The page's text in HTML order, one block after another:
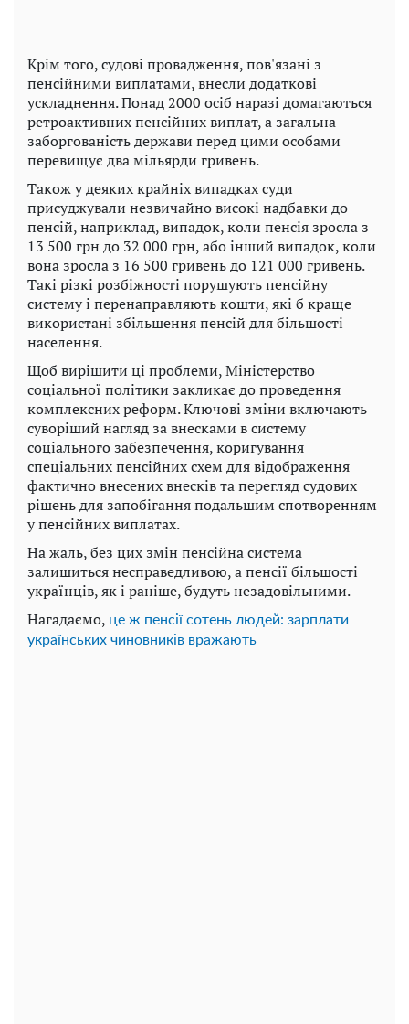
Крім того, судові провадження, пов'язані з
пенсійними виплатами, внесли додаткові
ускладнення. Понад 2000 осіб наразі домагаються
ретроактивних пенсійних виплат, а загальна
заборгованість держави перед цими особами
перевищує два мільярди гривень.
Також у деяких крайніх випадках суди
присуджували незвичайно високі надбавки до
пенсій, наприклад, випадок, коли пенсія зросла з
13 500 грн до 32 000 грн, або інший випадок, коли
вона зросла з 16 500 гривень до 121 000 гривень.
Такі різкі розбіжності порушують пенсійну
систему і перенаправляють кошти, які б краще
використані збільшення пенсій для більшості
населення.
Щоб вирішити ці проблеми, Міністерство
соціальної політики закликає до проведення
комплексних реформ. Ключові зміни включають
суворіший нагляд за внесками в систему
соціального забезпечення, коригування
спеціальних пенсійних схем для відображення
фактично внесених внесків та перегляд судових
рішень для запобігання подальшим спотворенням
у пенсійних виплатах.
На жаль, без цих змін пенсійна система
залишиться несправедливою, а пенсії більшості
українців, як і раніше, будуть незадовільними.
Нагадаємо, це ж пенсії сотень людей: зарплати
українських чиновників вражають